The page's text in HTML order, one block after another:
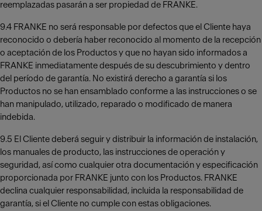
reemplazadas pasarán a ser propiedad de FRANKE.
9.4 FRANKE no será responsable por defectos que el Cliente haya
reconocido o debería haber reconocido al momento de la recepción
o aceptación de los Productos y que no hayan sido informados a
FRANKE inmediatamente después de su descubrimiento y dentro
del período de garantía. No existirá derecho a garantía si los
Productos no se han ensamblado conforme a las instrucciones o se
han manipulado, utilizado, reparado o modificado de manera
indebida.
9.5 El Cliente deberá seguir y distribuir la información de instalación,
los manuales de producto, las instrucciones de operación y
seguridad, así como cualquier otra documentación y especificación
proporcionada por FRANKE junto con los Productos. FRANKE
declina cualquier responsabilidad, incluida la responsabilidad de
garantía, si el Cliente no cumple con estas obligaciones.